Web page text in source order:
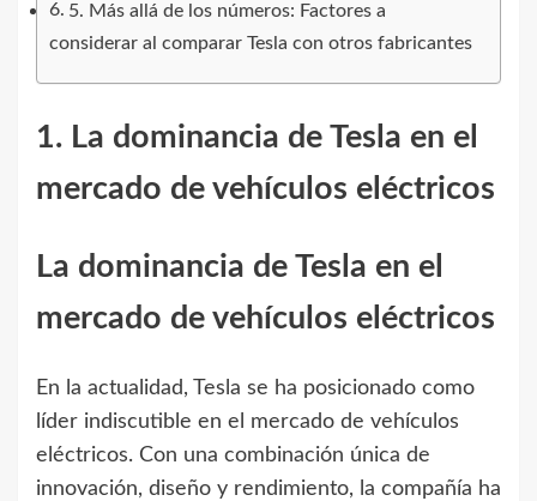
5. Más allá de los números: Factores a
considerar al comparar Tesla con otros fabricantes
1. La dominancia de Tesla en el
mercado de vehículos eléctricos
La dominancia de Tesla en el
mercado de vehículos eléctricos
En la actualidad, Tesla se ha posicionado como
líder indiscutible en el mercado de vehículos
eléctricos. Con una combinación única de
innovación, diseño y rendimiento, la compañía ha